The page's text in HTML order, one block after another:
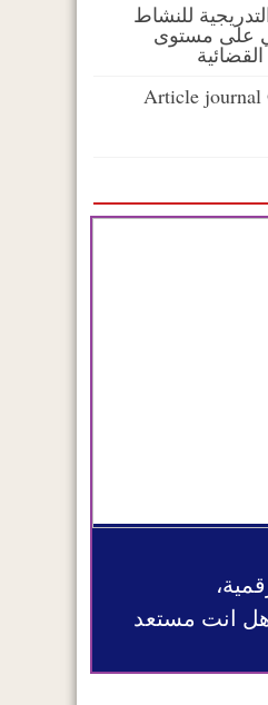
للنشاط
على مستوى
Article journal
هل انت مستعد